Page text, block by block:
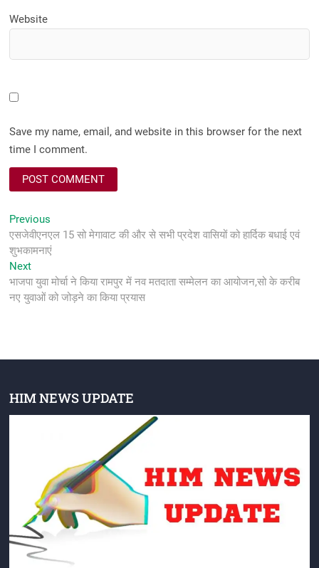
Website
Save my name, email, and website in this browser for the next
time I comment.
Post
navigation
Previous
post:
एसजेवीएनएल 15 सो मेगावाट की और से सभी प्रदेश वासियों को हार्दिक बधाई एवं
शुभकामनाएं
NextNext
post:
भाजपा युवा मोर्चा ने किया रामपुर में नव मतदाता सम्मेलन का आयोजन,सो के करीब
नए युवाओं को जोड़ने का किया प्रयास
HIM NEWS UPDATE